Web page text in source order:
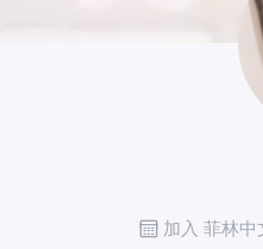
加入 菲林中